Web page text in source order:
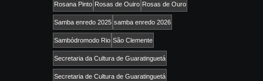
Rosana Pinto Rosas de Ouiro Rosas de Ouro
Samba enredo 2025 samba enredo 2026
Sambódromodo Rio São Clemente
Secretaria da Cultura de Guaratinguetá
Secretaria de Cultura de Guaratinguetá